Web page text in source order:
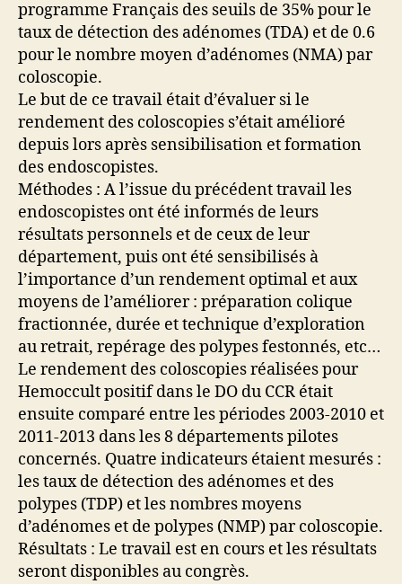
programme Français des seuils de 35% pour le
taux de détection des adénomes (TDA) et de 0.6
pour le nombre moyen d’adénomes (NMA) par
coloscopie.
Le but de ce travail était d’évaluer si le
rendement des coloscopies s’était amélioré
depuis lors après sensibilisation et formation
des endoscopistes.
Méthodes : A l’issue du précédent travail les
endoscopistes ont été informés de leurs
résultats personnels et de ceux de leur
département, puis ont été sensibilisés à
l’importance d’un rendement optimal et aux
moyens de l’améliorer : préparation colique
fractionnée, durée et technique d’exploration
au retrait, repérage des polypes festonnés, etc…
Le rendement des coloscopies réalisées pour
Hemoccult positif dans le DO du CCR était
ensuite comparé entre les périodes 2003-2010 et
2011-2013 dans les 8 départements pilotes
concernés. Quatre indicateurs étaient mesurés :
les taux de détection des adénomes et des
polypes (TDP) et les nombres moyens
d’adénomes et de polypes (NMP) par coloscopie.
Résultats : Le travail est en cours et les résultats
seront disponibles au congrès.